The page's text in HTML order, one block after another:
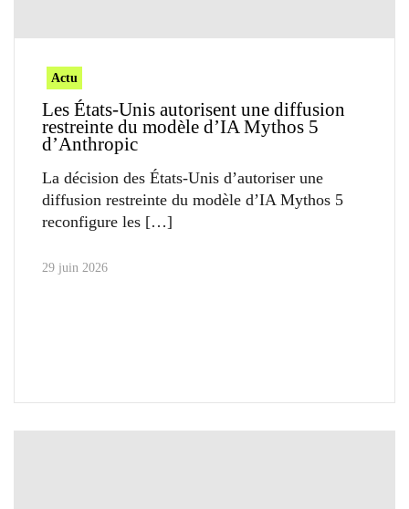
Actu
Les États-Unis autorisent une diffusion
restreinte du modèle d’IA Mythos 5
d’Anthropic
La décision des États-Unis d’autoriser une
diffusion restreinte du modèle d’IA Mythos 5
reconfigure les
29 juin 2026